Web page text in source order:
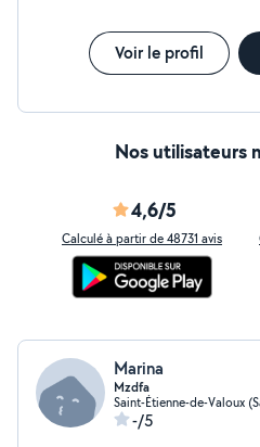
Voir le profil
Nos utilisateurs
4,6/5
Calculé à partir de 48731 avis
Marina
Mzdfa
Saint-Étienne-de-Valoux
-/5